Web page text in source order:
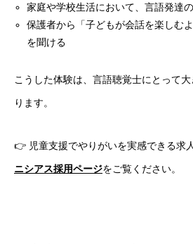
家庭や学校生活において、言語発達
保護者から「子どもが会話を楽しむ
を聞ける
こうした体験は、言語聴覚士にとって
ります。
👉 児童支援でやりがいを実感できる求
ニシアス採用ページをご覧ください。